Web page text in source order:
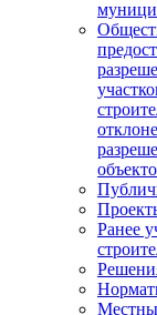
Ранее